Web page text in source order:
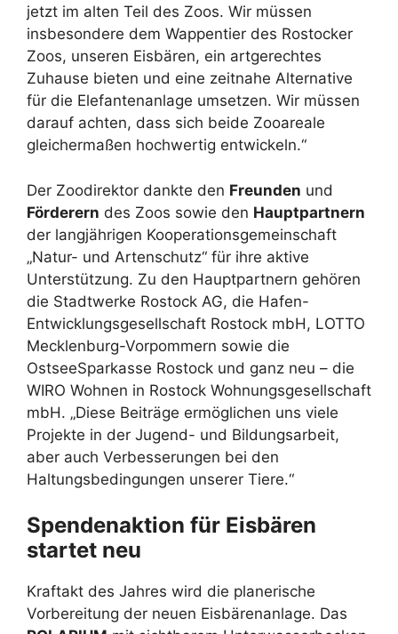
jetzt im alten Teil des Zoos. Wir müssen
insbesondere dem Wappentier des Rostocker
Zoos, unseren Eisbären, ein artgerechtes
Zuhause bieten und eine zeitnahe Alternative
für die Elefantenanlage umsetzen. Wir müssen
darauf achten, dass sich beide Zooareale
gleichermaßen hochwertig entwickeln.“
Der Zoodirektor dankte den Freunden und
Förderern des Zoos sowie den Hauptpartnern
der langjährigen Kooperationsgemeinschaft
„Natur- und Artenschutz“ für ihre aktive
Unterstützung. Zu den Hauptpartnern gehören
die Stadtwerke Rostock AG, die Hafen-
Entwicklungsgesellschaft Rostock mbH, LOTTO
Mecklenburg-Vorpommern sowie die
OstseeSparkasse Rostock und ganz neu – die
WIRO Wohnen in Rostock Wohnungsgesellschaft
mbH. „Diese Beiträge ermöglichen uns viele
Projekte in der Jugend- und Bildungsarbeit,
aber auch Verbesserungen bei den
Haltungsbedingungen unserer Tiere.“
Spendenaktion für Eisbären
startet neu
Kraftakt des Jahres wird die planerische
Vorbereitung der neuen Eisbärenanlage. Das